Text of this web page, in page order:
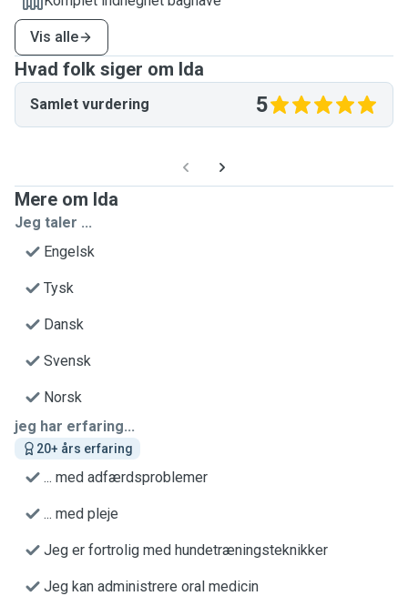
Vis alle
Hvad folk siger om Ida
Samlet vurdering 5
Mere om Ida
Jeg taler ...
Engelsk
Tysk
Dansk
Svensk
Norsk
jeg har erfaring...
20+ års erfaring
... med adfærdsproblemer
... med pleje
Jeg er fortrolig med hundetræningsteknikker
Jeg kan administrere oral medicin